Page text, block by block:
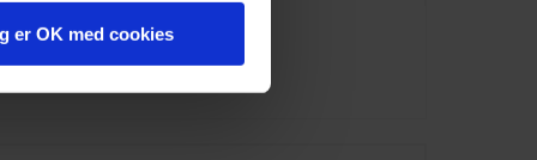
er OK med cookies